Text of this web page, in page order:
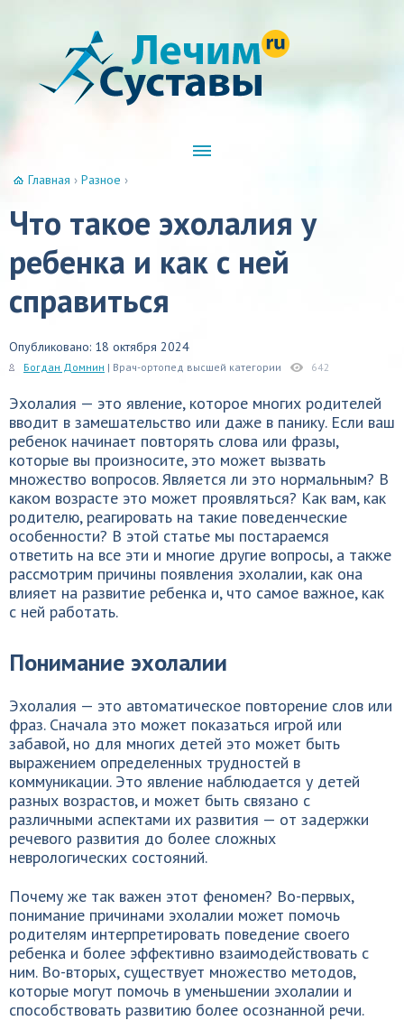
Главная › Разное ›
Что такое эхолалия у
ребенка и как с ней
справиться
Опубликовано: 18 октября 2024
Богдан Домнин | Врач-ортопед высшей категории 642
Эхолалия — это явление, которое многих родителей
вводит в замешательство или даже в панику. Если ваш
ребенок начинает повторять слова или фразы,
которые вы произносите, это может вызвать
множество вопросов. Является ли это нормальным? В
каком возрасте это может проявляться? Как вам, как
родителю, реагировать на такие поведенческие
особенности? В этой статье мы постараемся
ответить на все эти и многие другие вопросы, а также
рассмотрим причины появления эхолалии, как она
влияет на развитие ребенка и, что самое важное, как
с ней работать.
Понимание эхолалии
Эхолалия — это автоматическое повторение слов или
фраз. Сначала это может показаться игрой или
забавой, но для многих детей это может быть
выражением определенных трудностей в
коммуникации. Это явление наблюдается у детей
разных возрастов, и может быть связано с
различными аспектами их развития — от задержки
речевого развития до более сложных
неврологических состояний.
Почему же так важен этот феномен? Во-первых,
понимание причинами эхолалии может помочь
родителям интерпретировать поведение своего
ребенка и более эффективно взаимодействовать с
ним. Во-вторых, существует множество методов,
которые могут помочь в уменьшении эхолалии и
способствовать развитию более осознанной речи.